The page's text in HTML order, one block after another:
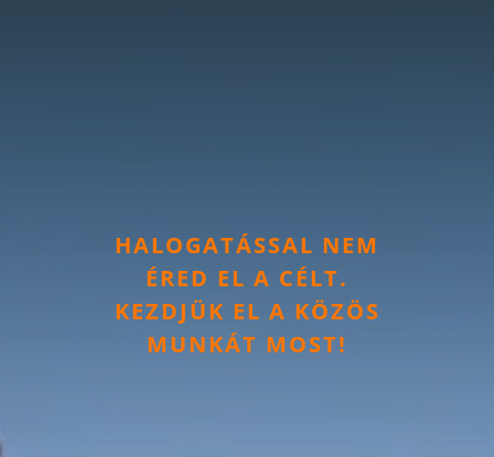
HALOGATÁSSAL NEM
ÉRED EL A CÉLT.
KEZDJÜK EL A KÖZÖS
MUNKÁT MOST!